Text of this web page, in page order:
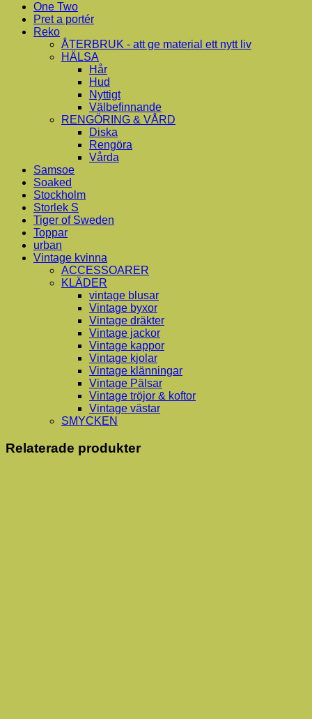
One Two
Pret a portér
Reko
ÅTERBRUK - att ge material ett nytt liv
HÄLSA
Hår
Hud
Nyttigt
Välbefinnande
RENGÖRING & VÅRD
Diska
Rengöra
Vårda
Samsoe
Soaked
Stockholm
Storlek S
Tiger of Sweden
Toppar
urban
Vintage kvinna
ACCESSOARER
KLÄDER
vintage blusar
Vintage byxor
Vintage dräkter
Vintage jackor
Vintage kappor
Vintage kjolar
Vintage klänningar
Vintage Pälsar
Vintage tröjor & koftor
Vintage västar
SMYCKEN
Relaterade produkter